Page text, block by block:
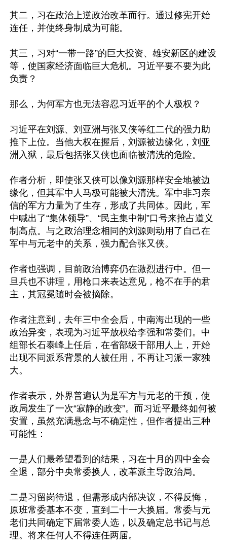
其二，习在政治上逆政治改革而行。通过修宪开始
连任，并使终身制成为可能。
其三，习对“一带一路”的巨大投资、雄安新区的建设
等，使国家经济面临巨大危机。习近平要不要为此
负责？
那么，为何军方也无法容忍习近平的个人极权？
习近平在刘源、刘亚洲与张又侠等红二代的强力助
推下上位。当他大权在握后，刘源被边缘化，刘亚
洲入狱，最后包括张又侠也面临被清洗的危险。
作者分析，即使张又侠可以像刘源那样安全地被边
缘化，但其军中人马极可能被大清洗。军中非习亲
信的军方力量为了生存，形成了共同体。因此，军
中喊出了“集体领导”、“民主集中制”口号来抢占道义
制高点。与之政治理念相同的刘源则动用了自己在
军中与元老中的关系，强力配合张又侠。
作者也强调，目前政治博弈仍在激烈进行中。但一
旦兵也不讲理，用枪口来表达意见，枪不在手的君
主，其冠冕随时会被摘除。
作者注意到，去年三中全会后，中南海出现的一些
政治异变，表现为习近平放权给李强和常委们。中
组部长石泰峰上任后，在省部级干部用人上，开始
出现不同派系背景的人被任用，不再让习派一家独
大。
作者表示，外界普遍认为是军方与元老的干预，使
政局发生了一次“寂静的政变”。而习近平最终如何被
安置，虽然充满悬念与不确定性，但作者提出三种
可能性：
一是人们最希望看到的结果，习在十月的四中全会
全退，部分中央常委换人，改革派主导政治局。
二是习留岗待退，但需形成内部决议，不得反悔，
原班常委基本不变，直到二十一大换届。常委与元
老们共同确定下届常委人选，以及确定总书记与总
理。将来任何人不得连任两届。